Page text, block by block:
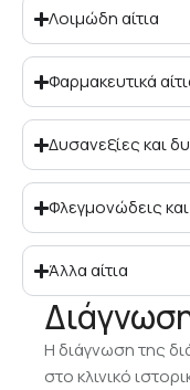
Λοιμώδη αίτια
Φαρμακευτικά
Δυσανεξίες και
Φλεγμονώδεις
Άλλα αίτια
Η διάγνωση της
στο κλινικό